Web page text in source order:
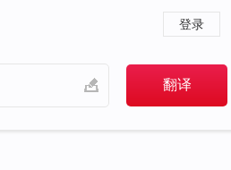
登录